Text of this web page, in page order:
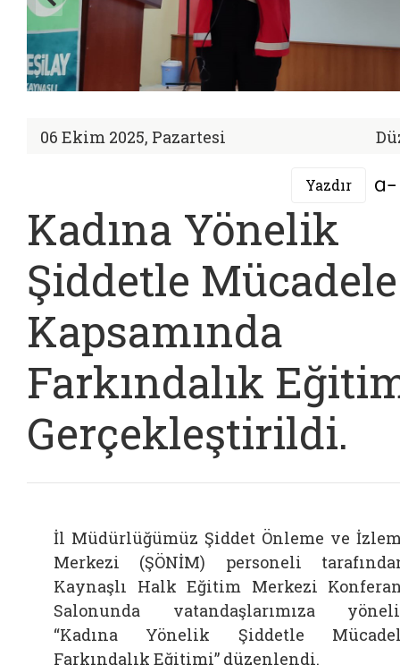
06 Ekim 2025, Pazartesi
Yazdır
Kadına Yönelik
Şiddetle Mücadele
Kapsamında
Farkındalık
Gerçekleştirildi.
İl Müdürlüğümüz Şiddet Önleme ve
Merkezi (ŞÖNİM) personeli
Kaynaşlı Halk Eğitim Merkezi
Salonunda vatandaşlarımıza
“Kadına Yönelik Şiddetle
Farkındalık Eğitimi” düzenlendi.